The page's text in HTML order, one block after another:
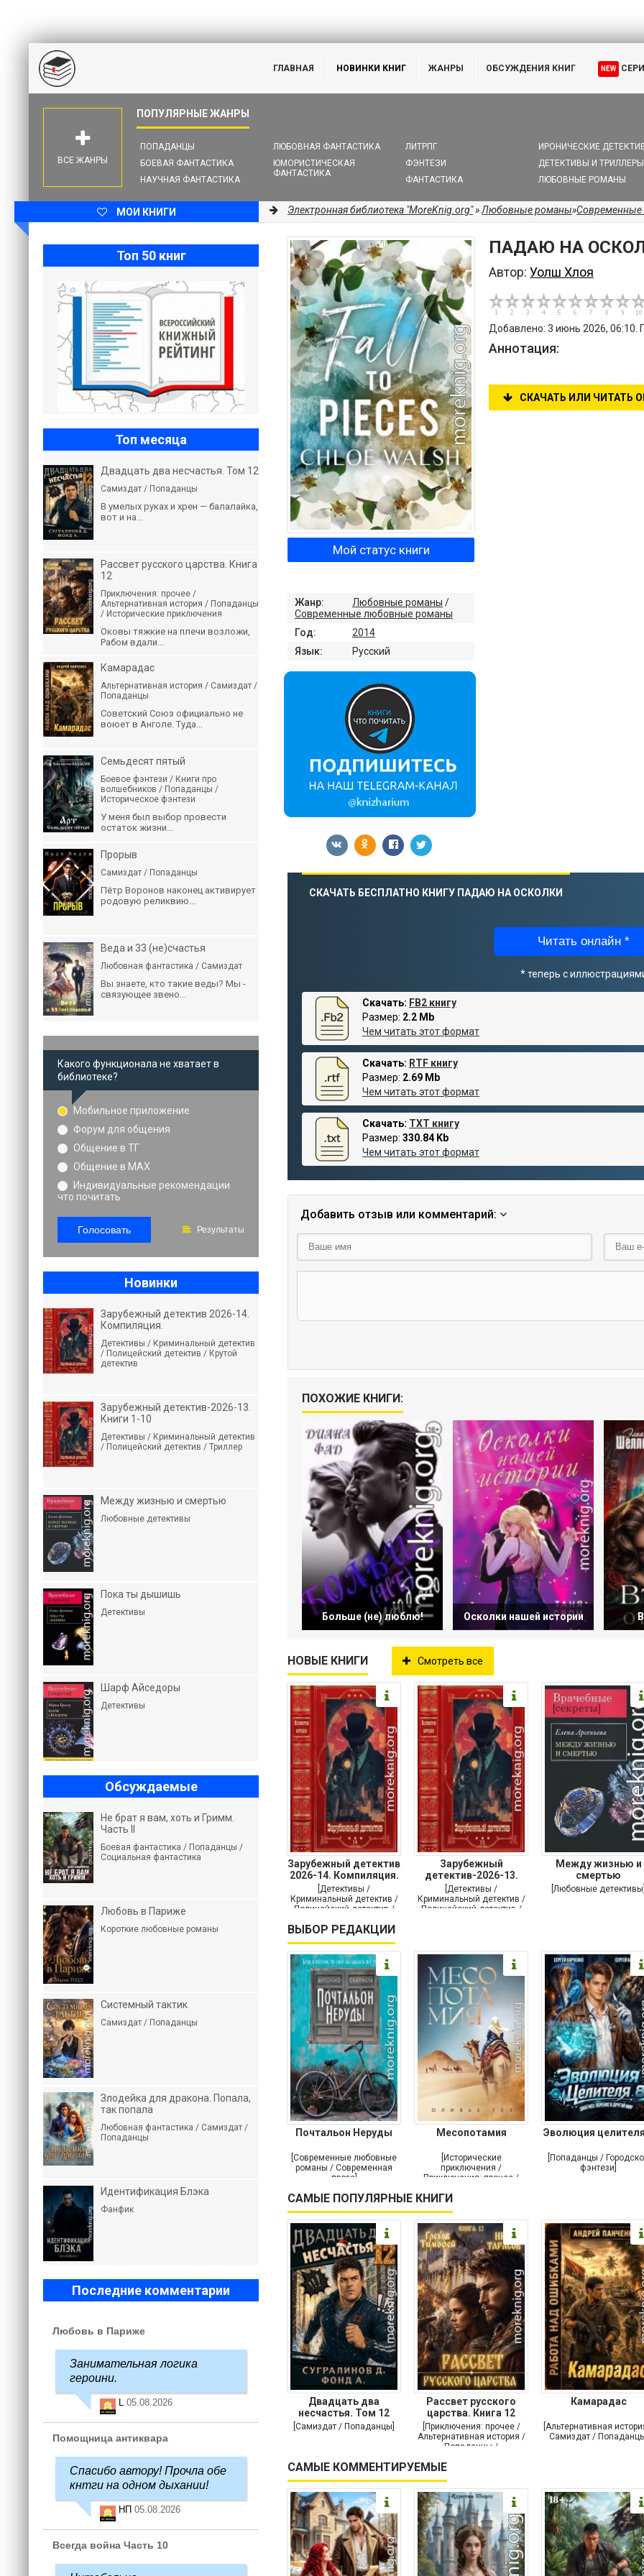
ГЛАВНАЯ НОВИНКИ КНИГ ЖАНРЫ ОБСУЖДЕНИЯ КНИГ NEW
ПОПАДАНЦЫ
БОЕВАЯ ФАНТАСТИКА
НАУЧНАЯ ФАНТАСТИКА
ЛЮБОВНАЯ ФАНТАСТИКА
ЮМОРИСТИЧЕСКАЯ
ФАНТАСТИКА
ЛИТРПГ
ФЭНТЕЗИ
ФАНТАСТИКА
ИРОНИЧЕСКИЕ
ДЕТЕКТИВЫ И ТРИЛЛЕРЫ
ЛЮБОВНЫЕ РОМАНЫ
ВСЕ ЖАНРЫ
МОИ КНИГИ Электронная библиотека "MoreKnig.org"»Любовные романы»
ПАДАЮ НА
Автор: Уолш Хлоя
Добавлено: 3 июнь 2026, 06:10.
Аннотация:
СКАЧАТЬ ИЛИ ЧИТАТЬ
Мой статус книги
Жанр: Любовные романы /
Современные любовные романы
Год:
2014
Язык:
Русский
СКАЧАТЬ БЕСПЛАТНО КНИГУ ПАДАЮ НА ОСКОЛКИ
Читать онлайн *
* теперь с
Скачать: FB2 книгу
Размер: 2.2 Mb
Чем читать этот формат
Скачать: RTF книгу
Размер: 2.69 Mb
Чем читать этот формат
Скачать: TXT книгу
Размер: 330.84 Kb
Чем читать этот формат
Добавить отзыв или комментарий:
ПОХОЖИЕ КНИГИ:
Больше (не) люблю! Осколки нашей истории
НОВЫЕ КНИГИ Смотреть все
Зарубежный детектив
2026-14. Компиляция.
Книги
[Детективы /
Криминальный детектив /
Полицейский детектив /
Зарубежный
детектив-2026-13.
Книги 1-10
[Детективы /
Криминальный детектив /
Полицейский детектив /
Между жизнью и
смертью
[Любовные
ВЫБОР РЕДАКЦИИ
Почтальон Неруды
[Современные любовные
романы / Современная
проза]
Месопотамия
[Исторические
приключения /
Приключения: прочее /
Историческая проза]
Эволюция
[Попаданцы /
фэнтези]
САМЫЕ ПОПУЛЯРНЫЕ КНИГИ
Двадцать два
несчастья. Том 12
[Самиздат / Попаданцы]
Рассвет русского
царства. Книга 12
[Приключения: прочее /
Альтернативная история /
Попаданцы /
приключения]
Камарадас
[Альтернативная
Самиздат /
САМЫЕ КОММЕНТИРУЕМЫЕ
Топ 50 книг
Топ месяца
Двадцать два несчастья. Том 12
Самиздат / Попаданцы
В умелых руках и хрен — балалайка,
вот и на...
Рассвет русского царства. Книга
12
Приключения: прочее /
Альтернативная история / Попаданцы
/ Исторические приключения
Оковы тяжкие на плечи возложи,
Рабом вдали...
Камарадас
Альтернативная история / Самиздат /
Попаданцы
Советский Союз официально не
воюет в Анголе. Туда...
Семьдесят пятый
Боевое фэнтези / Книги про
волшебников / Попаданцы /
Историческое фэнтези
У меня был выбор провести
остаток жизни...
Прорыв
Самиздат / Попаданцы
Пётр Воронов наконец активирует
родовую реликвию...
Веда и 33 (не)счастья
Любовная фантастика / Самиздат
Вы знаете, кто такие веды? Мы -
связующее звено...
Какого функционала не хватает в
библиотеке?
Мобильное приложение
Форум для общения
Общение в ТГ
Общение в MAX
Индивидуальные рекомендации
что почитать
Голосовать Результаты
Новинки
Зарубежный детектив 2026-14.
Компиляция.
Детективы / Криминальный детектив
/ Полицейский детектив / Крутой
детектив
Зарубежный детектив-2026-13.
Книги 1-10
Детективы / Криминальный детектив
/ Полицейский детектив / Триллер
Между жизнью и смертью
Любовные детективы
Пока ты дышишь
Детективы
Шарф Айседоры
Детективы
Обсуждаемые
Не брат я вам, хоть и Гримм.
Часть II
Боевая фантастика / Попаданцы /
Социальная фантастика
Любовь в Париже
Короткие любовные романы
Системный тактик
Самиздат / Попаданцы
Злодейка для дракона. Попала,
так попала
Любовная фантастика / Самиздат /
Попаданцы
Идентификация Блэка
Фанфик
Последние комментарии
Любовь в Париже
Занимательная логика
героини.
L 05.08.2026
Помощница антиквара
Спасибо автору! Прочла обе
кнтги на одном дыхании!
НП 05.08.2026
Всегда война Часть 10